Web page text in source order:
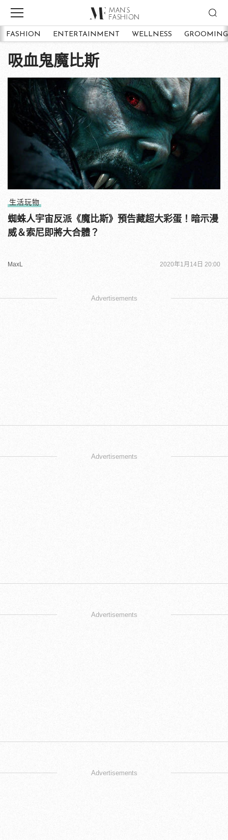
FASHION ENTERTAINMENT WELLNESS GROOMING
吸血鬼魔比斯
生活玩物
蜘蛛人宇宙反派《魔比斯》預告藏超大彩蛋！暗示漫
威＆索尼即將大合體？
MaxL 2020年1月14日 20:00
Advertisements
Advertisements
Advertisements
Advertisements